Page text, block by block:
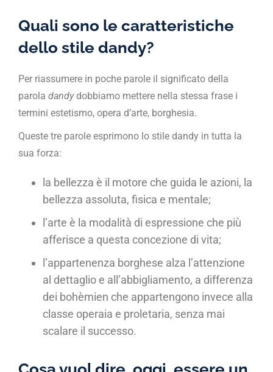
Quali sono le caratteristiche
dello stile dandy?
Per riassumere in poche parole il significato della
parola dandydobbiamo mettere nella stessa frase i
termini estetismo, opera d’arte, borghesia.
Queste tre parole esprimono lo stile dandy in tutta la
sua forza:
la bellezza è il motore che guida le azioni, la
bellezza assoluta, fisica e mentale;
l’arte è la modalità di espressione che più
afferisce a questa concezione di vita;
l’appartenenza borghese alza l’attenzione
al dettaglio e all’abbigliamento, a differenza
dei bohèmien che appartengono invece alla
classe operaia e proletaria, senza mai
scalare il successo.